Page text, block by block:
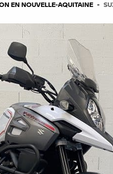
EN NOUVELLE-AQUITAINE